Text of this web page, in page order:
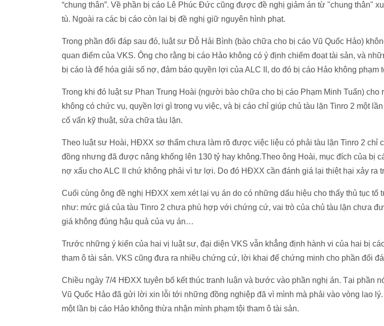
“chung thân”. Về phần bị cáo Lê Phúc Đức cũng được đề nghị giảm án từ "chung thân"
tù. Ngoài ra các bị cáo còn lại bị đề nghị giữ nguyên hình phạt.
Trong phần đối đáp sau đó, luật sư Đỗ Hải Bình (bào chữa cho bị cáo Vũ Quốc Hảo)
quan điểm của VKS. Ông cho rằng bị cáo Hảo không có ý định chiếm đoạt tài sản, và
bị cáo là để hóa giải số nợ, đảm báo quyền lợi của ALC II, do đó bị cáo Hảo không phạm
Trong khi đó luật sư Phan Trung Hoài (người bào chữa cho bị cáo Phạm Minh Tuấn) cho
không có chức vụ, quyền lợi gì trong vụ việc, và bị cáo chỉ giúp chủ tàu lặn Tinro 2 một
cố vấn kỹ thuật, sửa chữa tàu lặn.
Theo luật sư Hoài, HĐXX sơ thẩm chưa làm rõ được việc liệu có phải tàu lặn Tinro 2 chỉ
đồng nhưng đã được nâng khống lên 130 tỷ hay không.Theo ông Hoài, mục đích của bị
nợ xấu cho ALC II chứ không phải vì tư lợi. Do đó HĐXX cần đánh giá lại thiệt hại xảy ra
Cuối cùng ông đề nghị HĐXX xem xét lại vụ án do có những dấu hiệu cho thấy thủ tục tố
như: mức giá của tàu Tinro 2 chưa phù hợp với chứng cứ, vai trò của chủ tàu lặn chưa
giá không đúng hậu quả của vụ án…
Trước những ý kiến của hai vị luật sư, đại diện VKS vẫn khẳng định hành vi của hai bị
tham ô tài sản. VKS cũng đưa ra nhiều chứng cứ, lời khai để chứng minh cho phần đối
Chiều ngày 7/4 HĐXX tuyên bố kết thúc tranh luận và bước vào phần nghị án. Tại phần
Vũ Quốc Hảo đã gửi lời xin lỗi tới những đồng nghiệp đã vì mình mà phải vào vòng lao lý.
một lần bị cáo Hảo không thừa nhận mình phạm tội tham ô tài sản.